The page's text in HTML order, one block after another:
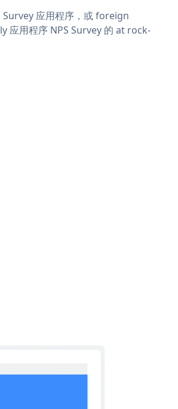
Survey 应用程序，或 foreign
应用程序 NPS Survey 的 at rock-